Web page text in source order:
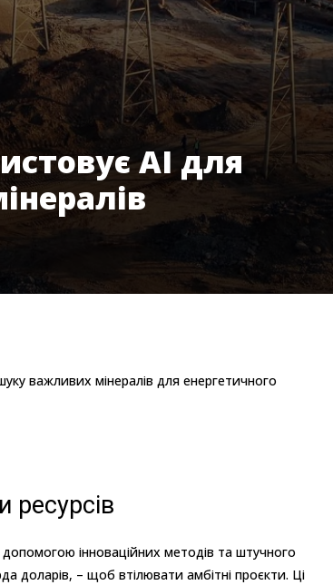
AI для
важливих мінералів для енергетичного
ресурсів
допомогою інноваційних методів та штучного
доларів, – щоб втілювати амбітні проєкти. Ці